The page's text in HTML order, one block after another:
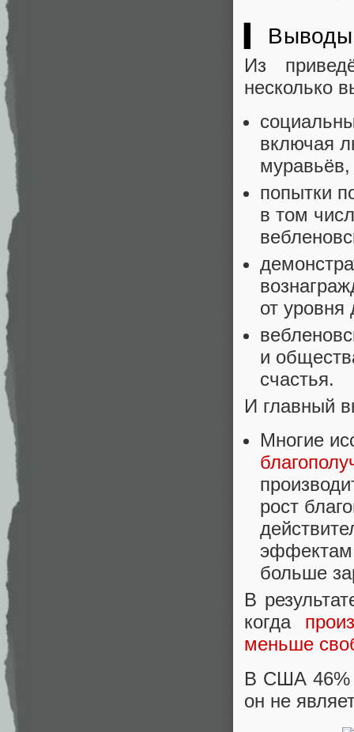
▍
Из
несколько
включая
муравьёв,
попытки
в том
от уровня
и
счастья.
И главный
Многие
рост
больше
В
когда
меньше
В США 46%
он не